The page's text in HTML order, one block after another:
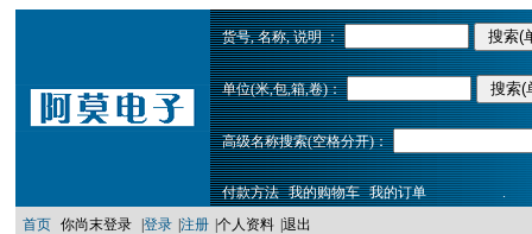
货号, 名称, 说明 ：
单位(米,包,箱,卷)：
高级名称搜索(空格分开)：
付款方法 我的购物车 我的订单
.
首页 你尚末登录 登录 注册 个人资料 退出